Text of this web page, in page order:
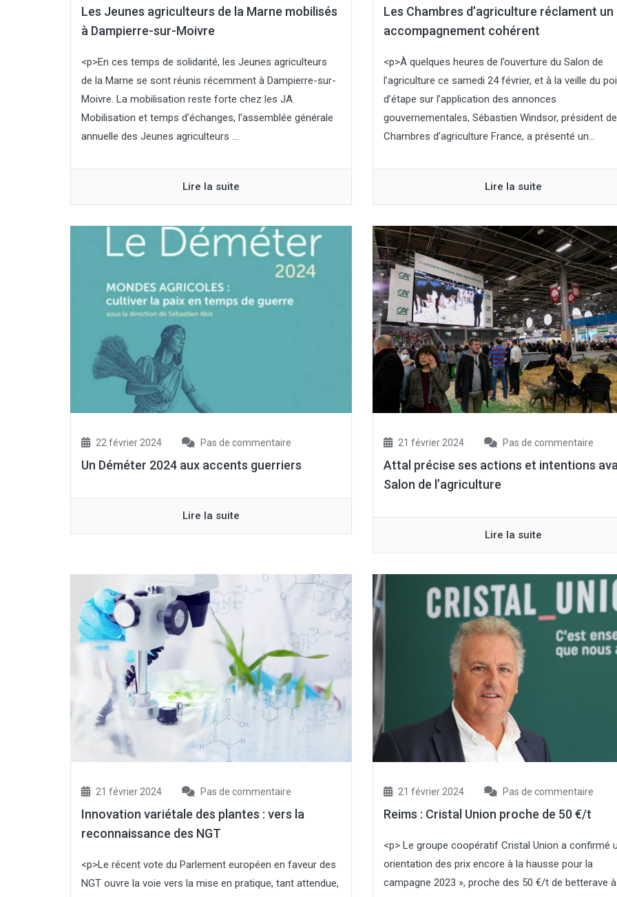
Les Jeunes agriculteurs de la Marne mobilisés
à Dampierre-sur-Moivre
<p>En ces temps de solidarité, les Jeunes agriculteurs
de la Marne se sont réunis récemment à Dampierre-sur-
Moivre. La mobilisation reste forte chez les JA.
Mobilisation et temps d’échanges, l’assemblée générale
annuelle des Jeunes agriculteurs ...
Lire la suite
Les Chambres d’agriculture réclament un
accompagnement cohérent
<p>À quelques heures de l’ouverture du Salon de
l’agriculture ce samedi 24 février, et à la veille du
d’étape sur l’application des annonces
gouvernementales, Sébastien Windsor, président
Chambres d’agriculture France, a présenté un...
Lire la suite
22 février 2024 Pas de commentaire
Un Déméter 2024 aux accents guerriers
Lire la suite
21 février 2024 Pas de commentaire
Attal précise ses actions et intentions
Salon de l’agriculture
Lire la suite
21 février 2024 Pas de commentaire
Innovation variétale des plantes : vers la
reconnaissance des NGT
<p>Le récent vote du Parlement européen en faveur des
NGT ouvre la voie vers la mise en pratique, tant attendue,
21 février 2024 Pas de commentaire
Reims : Cristal Union proche de 50 €/t
<p> Le groupe coopératif Cristal Union a confirmé
orientation des prix encore à la hausse pour la
campagne 2023 », proche des 50 €/t de betterave à